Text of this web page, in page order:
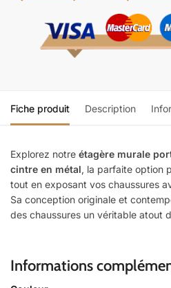
Fiche produit Description
Explorez notre étagère murale
cintre en métal, la parfaite option
tout en exposant vos chaussures
Sa conception originale et
des chaussures un véritable atout
Informations